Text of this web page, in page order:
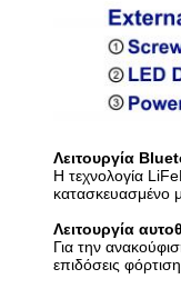
Λειτουργία
Η τεχνολογία
κατασκευασμένο
Λειτουργία
Για την
επιδόσεις